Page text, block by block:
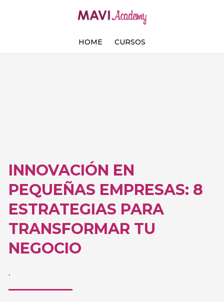
HOME CURSOS
INNOVACIÓN EN
PEQUEÑAS EMPRESAS: 8
ESTRATEGIAS PARA
TRANSFORMAR TU
NEGOCIO
.